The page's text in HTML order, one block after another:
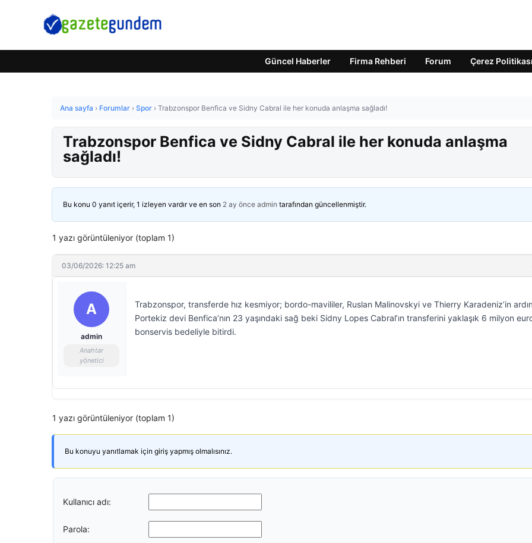
Güncel Haberler Firma Rehberi Forum Çerez Politikası
Ana sayfa › Forumlar › Spor › Trabzonspor Benfica ve Sidny Cabral ile her konuda anlaşma sağladı!
Trabzonspor Benfica ve Sidny Cabral ile her konuda anlaşma
sağladı!
Bu konu 0 yanıt içerir, 1 izleyen vardır ve en son 2 ay önce admin tarafından güncellenmiştir.
1 yazı görüntüleniyor (toplam 1)
03/06/2026: 12:25 am
A
admin
Anahtar
yönetici
Trabzonspor, transferde hız kesmiyor; bordo-mavililer, Ruslan Malinovskyi ve Thierry Karadeniz’in
Portekiz devi Benfica’nın 23 yaşındaki sağ beki Sidny Lopes Cabral’ın transferini yaklaşık 6 milyon
bonservis bedeliyle bitirdi.
1 yazı görüntüleniyor (toplam 1)
Bu konuyu yanıtlamak için giriş yapmış olmalısınız.
Kullanıcı adı:
Parola: